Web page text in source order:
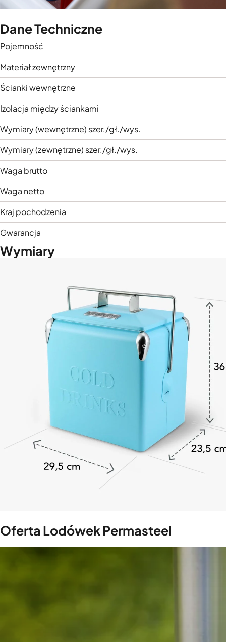
Dane Techniczne
Pojemność
Materiał zewnętrzny
Ścianki wewnętrzne
Izolacja między ściankami
Wymiary (wewnętrzne) szer./gł./wys.
Wymiary (zewnętrzne) szer./gł./wys.
Waga brutto
Waga netto
Kraj pochodzenia
Gwarancja
Wymiary
Oferta Lodówek Permasteel